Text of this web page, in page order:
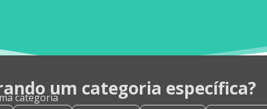
um categoria específica?
categoria